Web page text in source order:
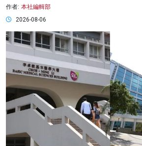
作者: 本社編輯部
2026-08-06